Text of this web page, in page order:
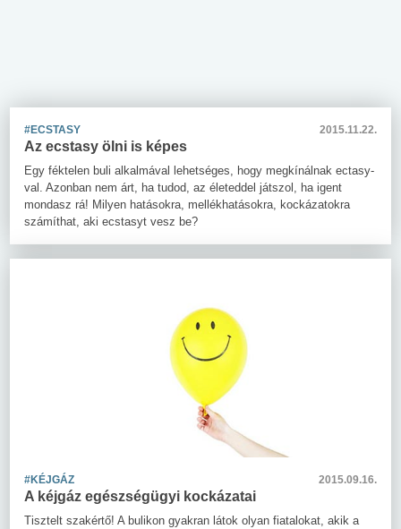
#ECSTASY 2015.11.22.
Az ecstasy ölni is képes
Egy féktelen buli alkalmával lehetséges, hogy megkínálnak ectasy-
val. Azonban nem árt, ha tudod, az életeddel játszol, ha igent
mondasz rá! Milyen hatásokra, mellékhatásokra, kockázatokra
számíthat, aki ecstasyt vesz be?
#KÉJGÁZ 2015.09.16.
A kéjgáz egészségügyi kockázatai
Tisztelt szakértő! A bulikon gyakran látok olyan fiatalokat, akik a